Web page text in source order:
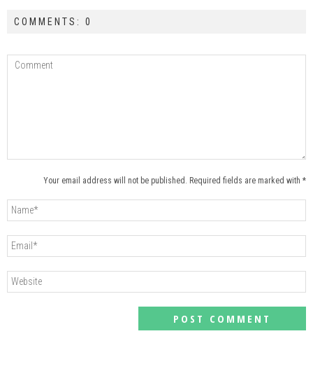
COMMENTS: 0
Your email address will not be published. Required fields are marked with *